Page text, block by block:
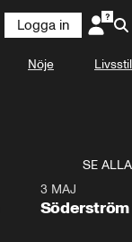
Logga in
Nöje Livsstil
SE ALLA
3 MAJ